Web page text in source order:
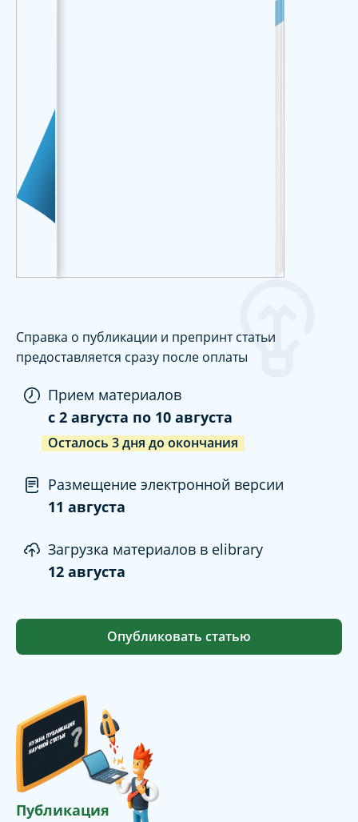
Справка о публикации и препринт статьи
предоставляется сразу после оплаты
Прием материалов
c 2 августа по 10 августа
Осталось 3дня до окончания
Размещение электронной версии
11 августа
Загрузка материалов в elibrary
12 августа
Опубликовать статью
Публикация